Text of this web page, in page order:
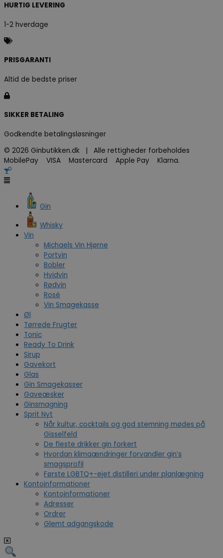
HURTIG LEVERING
1-2 hverdage
PRISGARANTI
Altid de bedste priser
SIKKER BETALING
Godkendte betalingsløsninger
© 2026 Ginbutikken.dk | Alle rettigheder forbeholdes
MobilePay VISA Mastercard Apple Pay Klarna.
Gin
Whisky
Vin
Michaels Vin Hjørne
Portvin
Bobler
Hvidvin
Rødvin
Rosé
Vin Smagekasse
Øl
Tørrede Frugter
Tonic
Ready To Drink
Sirup
Gavekort
Glas
Gin Smagekasser
Gaveæsker
Ginsmagning
Sprit Nyt
Når kultur, cocktails og god stemning mødes på
Gisselfeld
De fleste drikker gin forkert
Hvordan klimaændringer forvandler gin’s
smagsprofil
Første LGBTQ+-ejet distilleri under planlægning
Kontoinformationer
Kontoinformationer
Adresser
Ordrer
Glemt adgangskode